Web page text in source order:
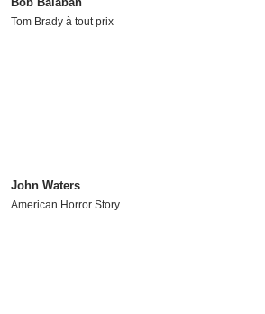
Tom Brady à tout prix
John Waters
American Horror Story